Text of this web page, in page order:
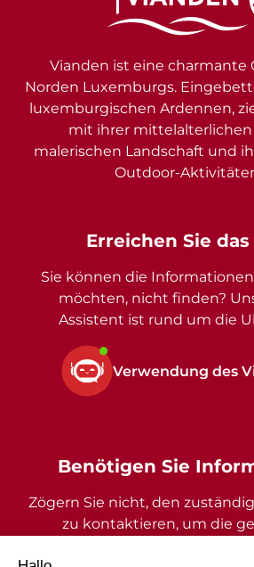
Erreichen Sie das
Sie können die
möchten, nicht finden?
Assistent ist rund um die
Verwendung des
Vianden ist eine charmante
Norden Luxemburgs.
luxemburgischen Ardennen,
mit ihrer mittelalterlichen
malerischen Landschaft und
Outdoor-
Benötigen Sie
Zögern Sie nicht, den
zu kontaktieren, um die
Auskünfte zu